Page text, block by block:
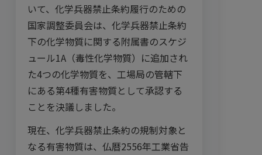
いて、化学兵器禁止条約履行のための
国家調整委員会は、化学兵器禁止条約
下の化学物質に関する附属書のスケジ
ュール1A（毒性化学物質）に追加され
た4つの化学物質を、工場局の管轄下
にある第4種有害物質として承認する
ことを決議しました。
現在、化学兵器禁止条約の規制対象と
なる有害物質は、仏暦2556年工業省告